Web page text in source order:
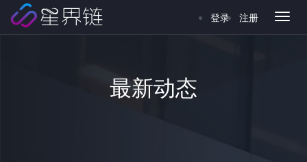
登录 注册
最新动态